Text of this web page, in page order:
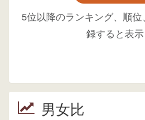
5位以降のランキング、順
録すると表
男女比